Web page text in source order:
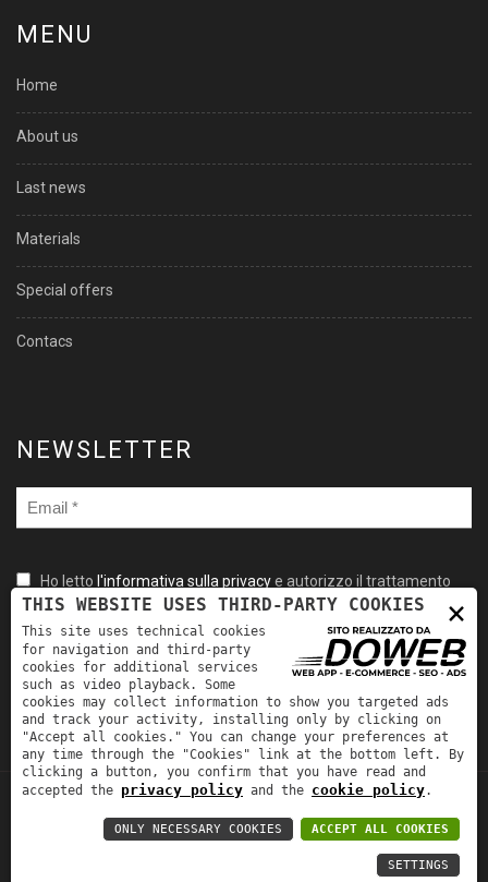
MENU
Home
About us
Last news
Materials
Special offers
Contacs
NEWSLETTER
Ho letto l'informativa sulla privacye autorizzo il trattamento
dei miei dati personali per le finalità ivi indicate. *
Fra-Mar Srl | P.IVA: 00981530231 | REA:
241926 | CAP. SOC.: EURO 50.000,00 |
×
THIS WEBSITE USES THIRD-PARTY COOKIES
This site uses technical cookies
for navigation and third-party
cookies for additional services
such as video playback. Some
cookies may collect information to show you targeted ads
and track your activity, installing only by clicking on
"Accept all cookies." You can change your preferences at
any time through the "Cookies" link at the bottom left. By
clicking a button, you confirm that you have read and
accepted the privacy policy and the cookie policy.
ACCEPT ALL COOKIES
ONLY NECESSARY COOKIES
SETTINGS